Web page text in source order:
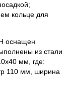
кольце для
оснащен
из стали
мм, где:
110 мм, ширина